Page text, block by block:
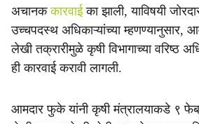
अचानककारवाईका झाली, याविषयी
उच्चपदस्थ अधिकाऱ्यांच्या म्हणण्यानुसार,
लेखी तक्रारीमुळे कृषी विभागाच्या वरिष्ठ
ही कारवाई करावी लागली.
आमदार फुके यांनी कृषी मंत्रालयाकडे ९